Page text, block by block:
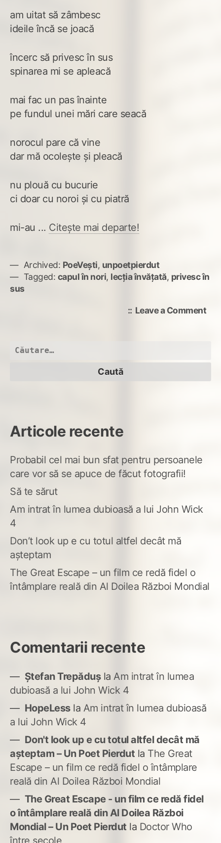
am uitat să zâmbesc
ideile încă se joacă
încerc să privesc în sus
spinarea mi se apleacă
mai fac un pas înainte
pe fundul unei mări care seacă
norocul pare că vine
dar mă ocolește și pleacă
nu plouă cu bucurie
ci doar cu noroi și cu piatră
mi-au ... Citește mai departe!
Archived: PoeVești, unpoetpierdut
Tagged: capul în nori, lecția învățată, privesc în
sus
Leave a Commenton
Caută
Articole recente
Probabil cel mai bun sfat pentru persoanele
care vor să se apuce de făcut fotografii!
Să te sărut
Am intrat în lumea dubioasă a lui John Wick
4
Don’t look up e cu totul altfel decât mă
așteptam
The Great Escape – un film ce redă fidel o
întâmplare reală din Al Doilea Război Mondial
Comentarii recente
Ștefan Trepădușla Am intrat în lumea
dubioasă a lui John Wick 4
HopeLessla Am intrat în lumea dubioasă
a lui John Wick 4
Don't look up e cu totul altfel decât mă
așteptam – Un Poet Pierdut la The Great
Escape – un film ce redă fidel o întâmplare
reală din Al Doilea Război Mondial
The Great Escape - un film ce redă fidel
o întâmplare reală din Al Doilea Război
Mondial – Un Poet Pierdut la Doctor Who